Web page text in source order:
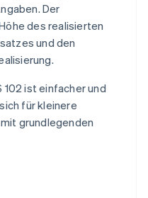
Der
des realisierten
und den
102 ist einfacher und
für kleinere
grundlegenden